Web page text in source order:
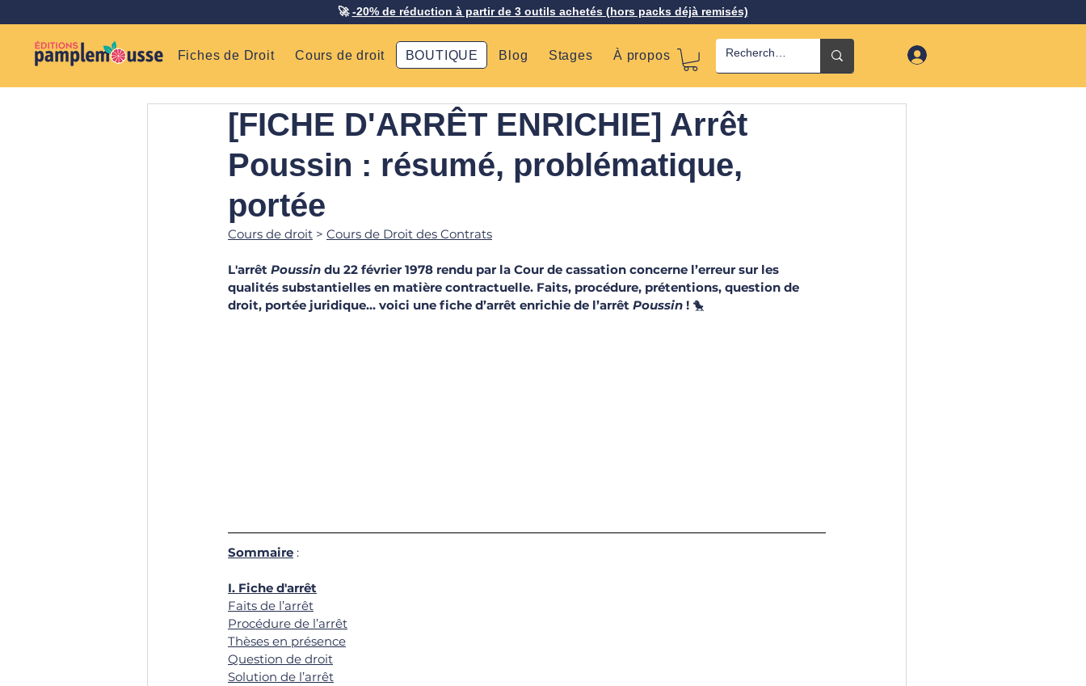
🚀-20% de réduction à partir de 3 outils achetés (hors packs déjà remisés)
Fiches de Droit Cours de droit BOUTIQUE Blog Stages À propos
[FICHE D'ARRÊT ENRICHIE] Arrêt
Poussin : résumé, problématique,
portée
Cours de droit > Cours de Droit des Contrats
L'arrêt Poussin du 22 février 1978 rendu par la Cour de cassation concerne l’erreur sur les
qualités substantielles en matière contractuelle. Faits, procédure, prétentions, question de
droit, portée juridique… voici une fiche d’arrêt enrichie de l’arrêt Poussin ! 🐤
Sommaire :
I. Fiche d'arrêt
Faits de l’arrêt
Procédure de l’arrêt
Thèses en présence
Question de droit
Solution de l’arrêt